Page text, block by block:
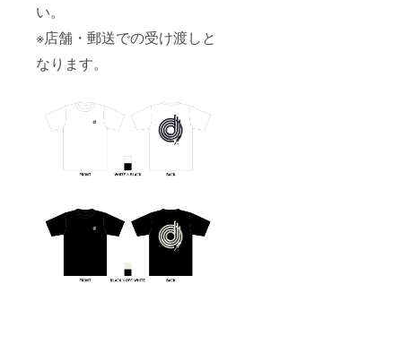
い。
※店舗・郵送での受け渡しと
なります。